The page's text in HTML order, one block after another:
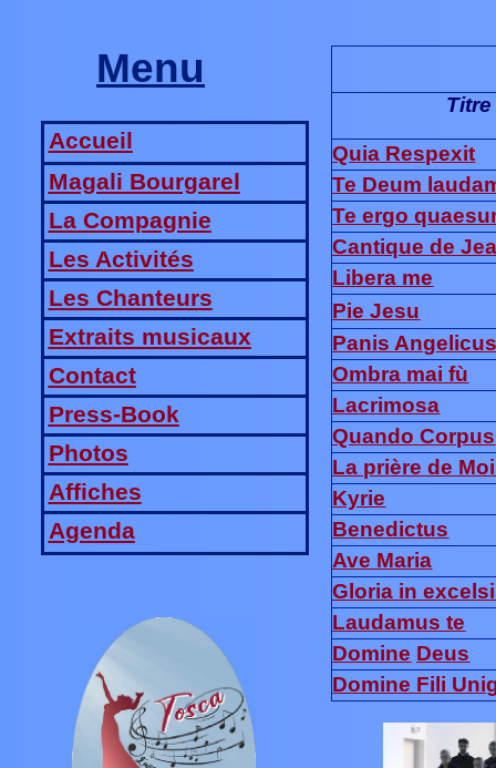
Menu
Accueil
Magali Bourgarel
La Compagnie
Les Activités
Les Chanteurs
Extraits musicaux
Contact
Press-Book
Photos
Affiches
Agenda
Titre
Quia Respexit
Te Deum
Te ergo
Cantique de
Libera me
Pie Jesu
Panis
Ombra mai fù
Lacrimosa
Quando Corpus
La prière de
Kyrie
Benedictus
Ave Maria
Gloria in
Laudamus te
Domine Deus
Domine Fili